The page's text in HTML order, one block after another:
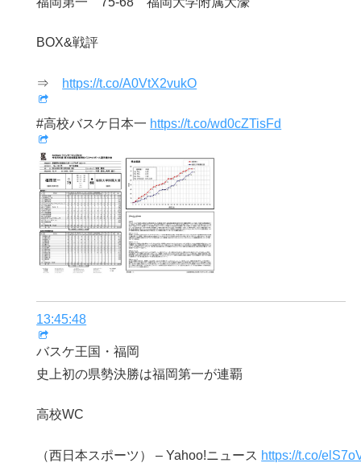
BOX&戦評
⇒ https://t.co/A0VtX2vukO
#高校バスケ日本一 https://t.co/wd0cZTisFd
13:45:48
バスケ王国・福岡
史上初の県勢決勝は福岡第一が連覇
高校WC
（西日本スポーツ） – Yahoo!ニュース https://t.co/